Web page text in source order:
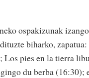
ospakizunak
biharko,
Los pies en la tierra
du berba (16:30);